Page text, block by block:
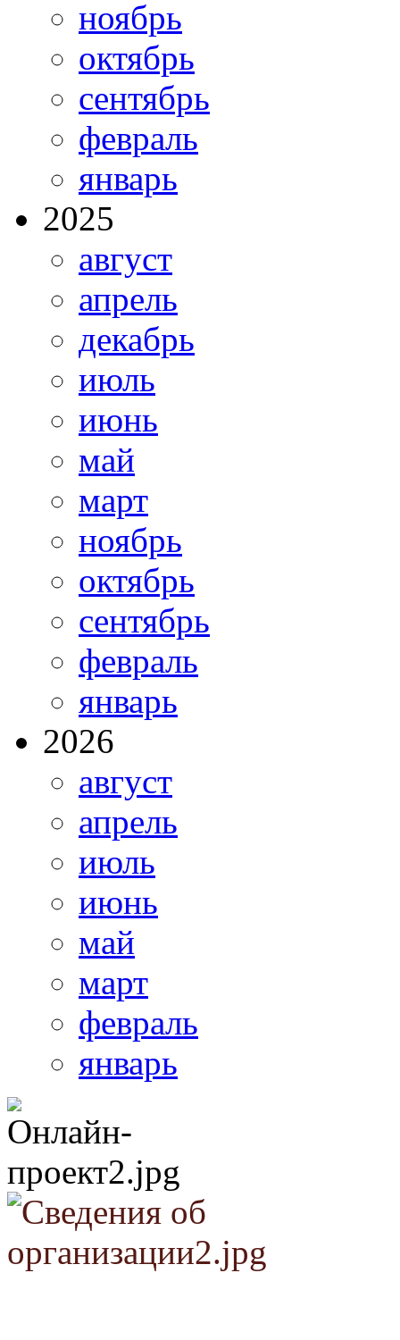
ноябрь
октябрь
сентябрь
февраль
январь
2025
август
апрель
декабрь
июль
июнь
май
март
ноябрь
октябрь
сентябрь
февраль
январь
2026
август
апрель
июль
июнь
май
март
февраль
январь